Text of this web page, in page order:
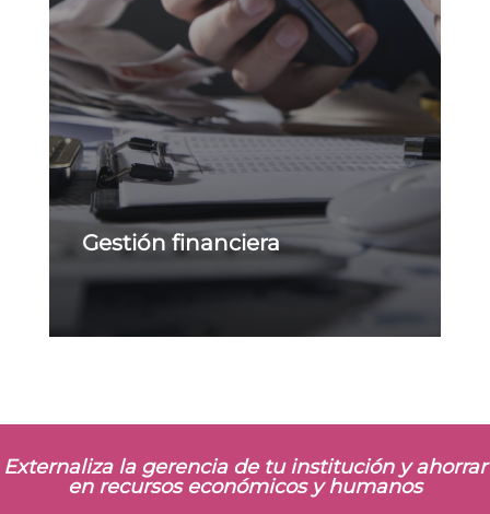
Gestión financiera
Externaliza la gerencia de tu institución y ahorrar
en recursos económicos y humanos